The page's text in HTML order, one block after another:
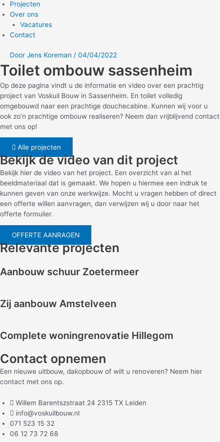
Projecten
Over ons
Vacatures
Contact
Door Jens Koreman / 04/04/2022
Toilet ombouw sassenheim
Op deze pagina vindt u de informatie en video over een prachtig
project van Voskuil Bouw in Sassenheim. En toilet volledig
omgebouwd naar een prachtige douchecabine. Kunnen wij voor u
ook zo’n prachtige ombouw realiseren? Neem dan vrijblijvend contact
met ons op!
Alle projecten
Bekijk de video van dit project
Bekijk hier de video van het project. Een overzicht van al het
beeldmateriaal dat is gemaakt. We hopen u hiermee een indruk te
kunnen geven van onze werkwijze. Mocht u vragen hebben of direct
een offerte willen aanvragen, dan verwijzen wij u door naar het
offerte formulier.
OFFERTE AANRAGEN
Relevante projecten
Aanbouw schuur Zoetermeer
Zij aanbouw Amstelveen
Complete woningrenovatie Hillegom
Contact opnemen
Een nieuwe uitbouw, dakopbouw of wilt u renoveren? Neem hier
contact met ons op.
Willem Barentszstraat 24 2315 TX Leiden
info@voskuilbouw.nl
071 523 15 32
06 12 73 72 68